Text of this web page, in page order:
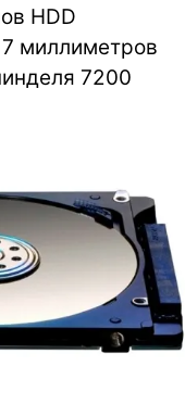
HDD
миллиметров
7200